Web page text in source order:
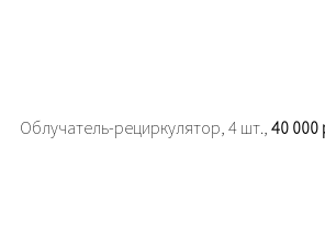
Облучатель-рециркулятор, 4 шт., 40 000